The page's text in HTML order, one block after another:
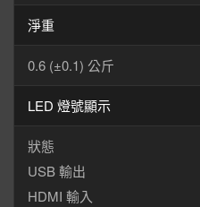
淨重
0.6 (±0.1) 公斤
LED 燈號顯示
狀態
USB 輸出
HDMI 輸入